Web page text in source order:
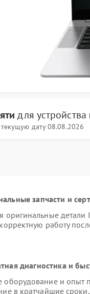
для устройства
дату 08.08.2026
запчасти и
оригинальные
работу
диагностика и
и опыт
в кратчайшие